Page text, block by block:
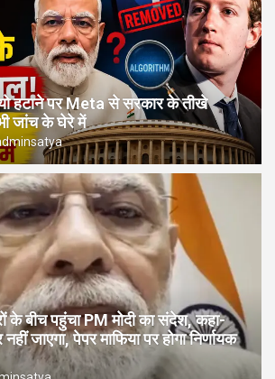
हटाने पर Meta से सरकार के तीखे
जांच के घेरे में
के बीच पहुंचा PM मोदी का संदेश, कहा-
जाएगा, पेपर माफिया पर होगा निर्णायक